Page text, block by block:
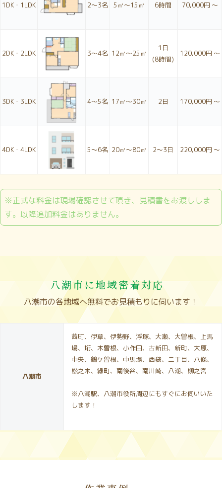
1DK・1LDK 2〜3名 5㎥～15㎥ 6時間 70,000円 ～
2DK・2LDK 3〜4名 12㎥～25㎥
1日
(8時間)
120,000円 ～
3DK・3LDK 4〜5名 17㎥～30㎥ 2日 170,000円 ～
4DK・4LDK 5〜6名 20㎥～80㎥ 2〜3日 220,000円 ～
※正式な料金は現場確認させて頂き、見積書をお渡ししま
す。以降追加料金はありません。
八潮市に地域密着対応
八潮市の各地域へ無料でお見積もりに伺います！
八潮市
茜町、伊草、伊勢野、浮塚、大瀬、大曽根、上馬
場、垳、木曽根、小作田、古新田、新町、大原、
中央、鶴ケ曽根、中馬場、西袋、二丁目、八條、
松之木、緑町、南後谷、南川崎、八潮、柳之宮
※八潮駅、八潮市役所周辺にもすぐにお伺いいた
します！